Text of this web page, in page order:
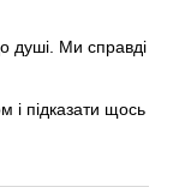
душі. Ми справді
і підказати щось